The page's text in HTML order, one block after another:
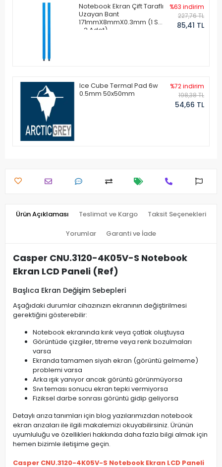
Notebook Ekran Çift Taraflı
Uzayan Bant
171mmX8mmX0.3mm (1 Set
- 2 Adet)
%63 indirim
227,76 TL
85,41 TL
Ice Cube Termal Pad 6w
0.5mm 50x50mm
%72 indirim
198,38 TL
54,66 TL
Ürün Açıklaması Teslimat ve Kargo Taksit Seçenekleri
Yorumlar Garanti ve İade
Casper CNU.3120-4K05V-S Notebook
Ekran LCD Paneli (Ref)
Başlıca Ekran Değişim Sebepleri
Aşağıdaki durumlar cihazınızın ekranının değiştirilmesi
gerektiğini gösterebilir:
Notebook ekranında kırık veya çatlak oluştuysa
Görüntüde çizgiler, titreme veya renk bozulmaları
varsa
Ekranda tamamen siyah ekran (görüntü gelmeme)
problemi varsa
Arka ışık yanıyor ancak görüntü görünmüyorsa
Sıvı teması sonucu ekran tepki vermiyorsa
Fiziksel darbe sonrası görüntü gidip geliyorsa
Detaylı arıza tanımları için blog yazılarımızdan notebook
ekran arızaları ile ilgili makalemizi okuyabilirsiniz. Ürünün
uyumluluğu ve özellikleri hakkında daha fazla bilgi almak için
hemen bizimle iletişime geçin.
Casper CNU.3120-4K05V-S Notebook Ekran LCD Paneli